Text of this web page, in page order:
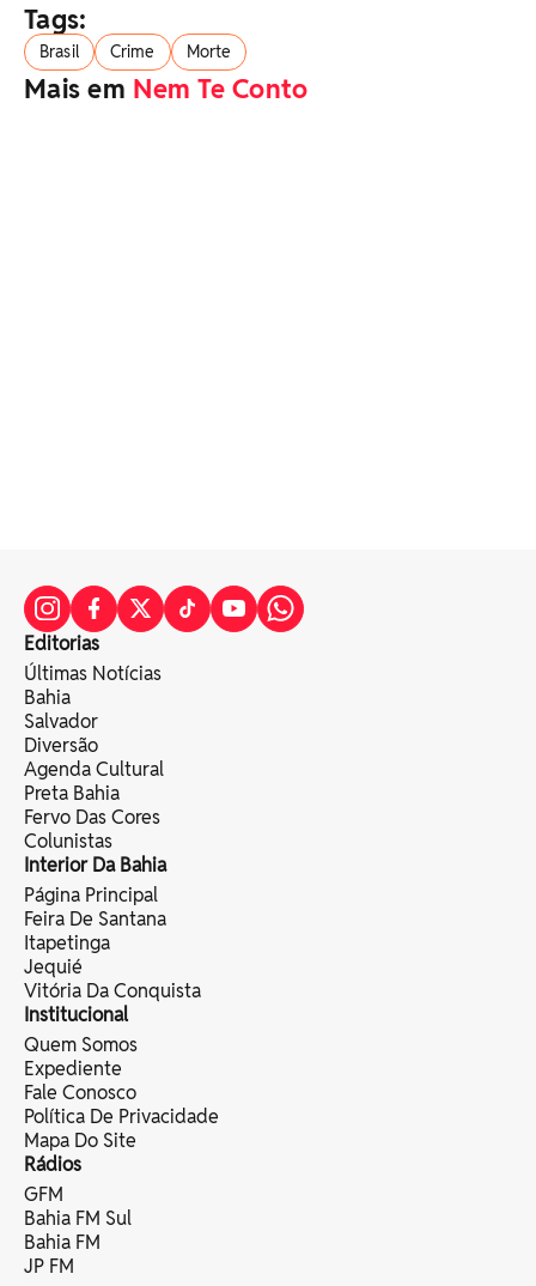
Tags:
Brasil Crime Morte
Mais em Nem Te Conto
Editorias
Últimas Notícias
Bahia
Salvador
Diversão
Agenda Cultural
Preta Bahia
Fervo Das Cores
Colunistas
Interior Da Bahia
Página Principal
Feira De Santana
Itapetinga
Jequié
Vitória Da Conquista
Institucional
Quem Somos
Expediente
Fale Conosco
Política De Privacidade
Mapa Do Site
Rádios
GFM
Bahia FM Sul
Bahia FM
JP FM